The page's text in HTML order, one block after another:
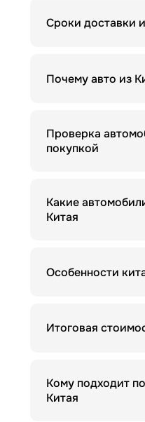
Сроки доставки
Почему авто из
Проверка
покупкой
Какие
Китая
Особенности
Итоговая
Кому подходит
Китая